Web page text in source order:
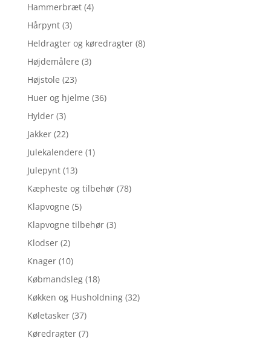
Hammerbræt (4)
Hårpynt (3)
Heldragter og køredragter (8)
Højdemålere (3)
Højstole (23)
Huer og hjelme (36)
Hylder (3)
Jakker (22)
Julekalendere (1)
Julepynt (13)
Kæpheste og tilbehør (78)
Klapvogne (5)
Klapvogne tilbehør (3)
Klodser (2)
Knager (10)
Købmandsleg (18)
Køkken og Husholdning (32)
Køletasker (37)
Køredragter (7)